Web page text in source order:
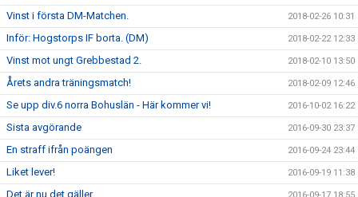
Vinst i första DM-Matchen. 2018-02-26 10:31
Inför: Hogstorps IF borta. (DM) 2018-02-22 12:33
Vinst mot ungt Grebbestad 2. 2018-02-10 13:50
Årets andra träningsmatch! 2018-02-09 12:46
Se upp div.6 norra Bohuslän - Här kommer vi! 2016-10-02 16:22
Sista avgörande 2016-09-30 23:37
En straff ifrån poängen 2016-09-24 23:44
Liket lever! 2016-09-19 11:38
Det är nu det gäller